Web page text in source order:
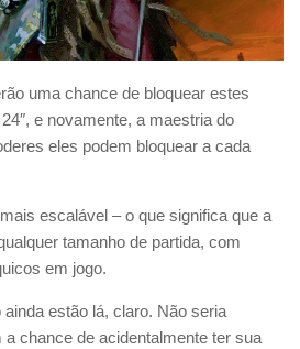
uma chance de bloquear estes
e novamente, a maestria do
eles podem bloquear a cada
escalável – o que significa que a
tamanho de partida, com
em jogo.
estão lá, claro. Não seria
chance de acidentalmente ter sua